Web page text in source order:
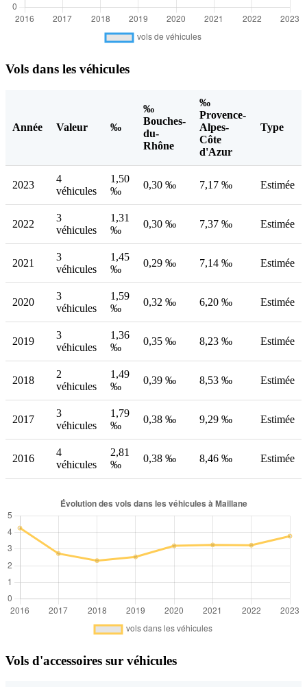
Vols dans les véhicules
Année Valeur ‰
‰
Bouches-
du-
Rhône
‰
Provence-
Alpes-
Côte
d'Azur
Type
2023
4
véhicules
1,50
‰
0,30 ‰ 7,17 ‰ Estimée
2022
3
véhicules
1,31
‰
0,30 ‰ 7,37 ‰ Estimée
2021
3
véhicules
1,45
‰
0,29 ‰ 7,14 ‰ Estimée
2020
3
véhicules
1,59
‰
0,32 ‰ 6,20 ‰ Estimée
2019
3
véhicules
1,36
‰
0,35 ‰ 8,23 ‰ Estimée
2018
2
véhicules
1,49
‰
0,39 ‰ 8,53 ‰ Estimée
2017
3
véhicules
1,79
‰
0,38 ‰ 9,29 ‰ Estimée
2016
4
véhicules
2,81
‰
0,38 ‰ 8,46 ‰ Estimée
Vols d'accessoires sur véhicules